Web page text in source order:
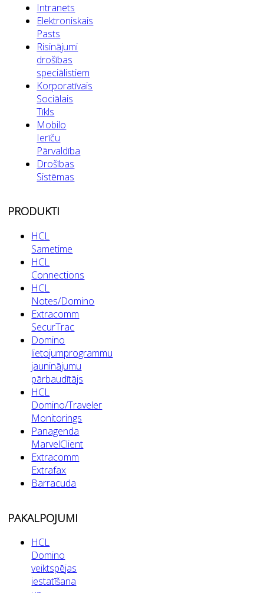
Intranets
Elektroniskais
Pasts
Risinājumi
drošības
speciālistiem
Korporatīvais
Sociālais
Tīkls
Mobilo
Ierīču
Pārvaldība
Drošības
Sistēmas
PRODUKTI
HCL
Sametime
HCL
Connections
HCL
Notes/Domino
Extracomm
SecurTrac
Domino
lietojumprogrammu
jauninājumu
pārbaudītājs
HCL
Domino/Traveler
Monitorings
Panagenda
MarvelClient
Extracomm
Extrafax
Barracuda
PAKALPOJUMI
HCL
Domino
veiktspējas
iestatīšana